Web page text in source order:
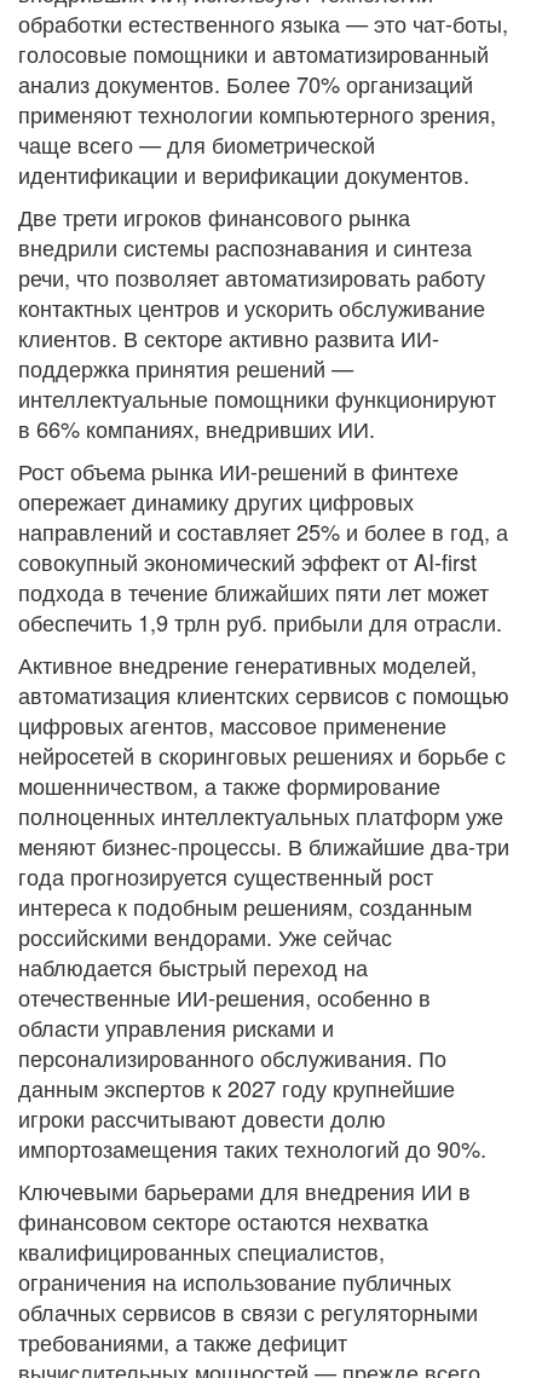
обработки естественного языка — это чат-боты,
голосовые помощники и автоматизированный
анализ документов. Более 70% организаций
применяют технологии компьютерного зрения,
чаще всего — для биометрической
идентификации и верификации документов.
Две трети игроков финансового рынка
внедрили системы распознавания и синтеза
речи, что позволяет автоматизировать работу
контактных центров и ускорить обслуживание
клиентов. В секторе активно развита ИИ-
поддержка принятия решений —
интеллектуальные помощники функционируют
в 66% компаниях, внедривших ИИ.
Рост объема рынка ИИ-решений в финтехе
опережает динамику других цифровых
направлений и составляет 25% и более в год, а
совокупный экономический эффект от AI-first
подхода в течение ближайших пяти лет может
обеспечить 1,9 трлн руб. прибыли для отрасли.
Активное внедрение генеративных моделей,
автоматизация клиентских сервисов с помощью
цифровых агентов, массовое применение
нейросетей в скоринговых решениях и борьбе с
мошенничеством, а также формирование
полноценных интеллектуальных платформ уже
меняют бизнес-процессы. В ближайшие два-три
года прогнозируется существенный рост
интереса к подобным решениям, созданным
российскими вендорами. Уже сейчас
наблюдается быстрый переход на
отечественные ИИ-решения, особенно в
области управления рисками и
персонализированного обслуживания. По
данным экспертов к 2027 году крупнейшие
игроки рассчитывают довести долю
импортозамещения таких технологий до 90%.
Ключевыми барьерами для внедрения ИИ в
финансовом секторе остаются нехватка
квалифицированных специалистов,
ограничения на использование публичных
облачных сервисов в связи с регуляторными
требованиями, а также дефицит